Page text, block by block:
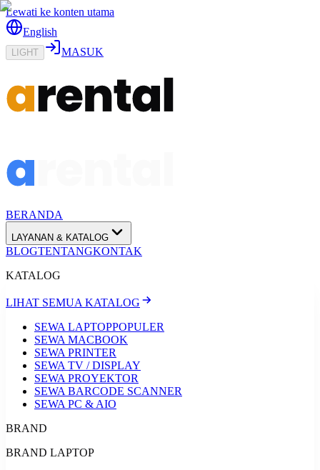
Lewati ke konten utama
English
LIGHT MASUK
BERANDA
LAYANAN & KATALOG
BLOGTENTANGKONTAK
KATALOG
LIHAT SEMUA KATALOG
SEWA LAPTOPPOPULER
SEWA MACBOOK
SEWA PRINTER
SEWA TV / DISPLAY
SEWA PROYEKTOR
SEWA BARCODE SCANNER
SEWA PC & AIO
BRAND
BRAND LAPTOP